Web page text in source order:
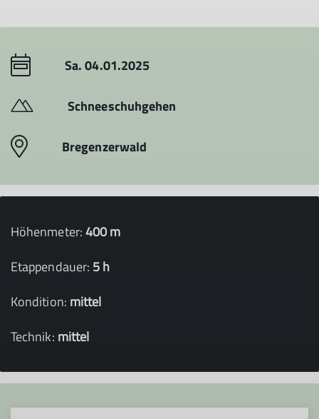
Sa. 04.01.2025
Schneeschuhgehen
Bregenzerwald
Höhenmeter:400 m
Etappendauer: 5 h
Kondition: mittel
Technik: mittel